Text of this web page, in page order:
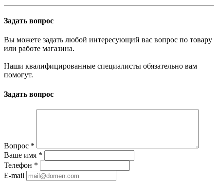
Задать вопрос
Вы можете задать любой интересующий вас вопрос по товару
или работе магазина.
Наши квалифицированные специалисты обязательно вам
помогут.
Задать вопрос
Вопрос *
Ваше имя *
Телефон *
E-mail